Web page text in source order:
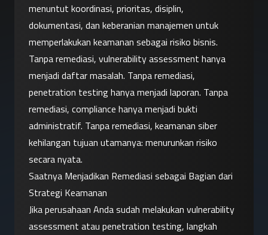
menuntut koordinasi, prioritas, disiplin,
dokumentasi, dan keberanian manajemen untuk
memperlakukan keamanan sebagai risiko bisnis.
Tanpa remediasi, vulnerability assessment hanya
menjadi daftar masalah. Tanpa remediasi,
penetration testing hanya menjadi laporan. Tanpa
remediasi, compliance hanya menjadi bukti
administratif. Tanpa remediasi, keamanan siber
kehilangan tujuan utamanya: menurunkan risiko
secara nyata.
Saatnya Menjadikan Remediasi sebagai Bagian dari
Strategi Keamanan
Jika perusahaan Anda sudah melakukan vulnerability
assessment atau penetration testing, langkah